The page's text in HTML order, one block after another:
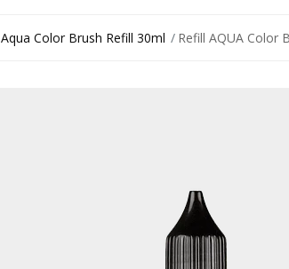
Aqua Color Brush Refill 30ml Refill AQUA Color